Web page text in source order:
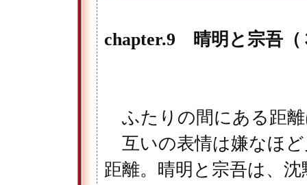
chapter.9 晴明と宗吾
ふたりの間にある距
互いの表情は嫌なほ
距離。晴明と宗吾は、